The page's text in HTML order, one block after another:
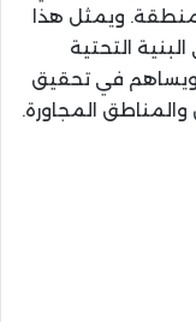
ويمثل هذا
التحتية
ويساهم في تحقيق
المجاورة.